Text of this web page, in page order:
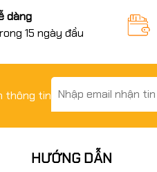
dàng
15 ngày đầu
thông tin
HƯỚNG DẪN